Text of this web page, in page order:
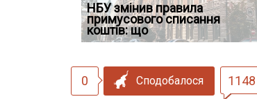
НБУ змінив правила
примусового списання
коштів: що
Водії можуть отримати
компенсацію за незаконні
дії
0 Сподобалося 1148